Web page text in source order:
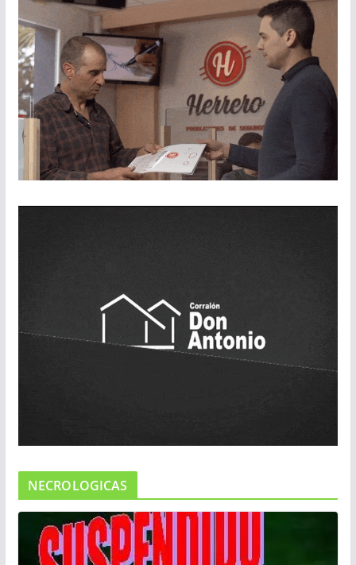
NECROLOGICAS